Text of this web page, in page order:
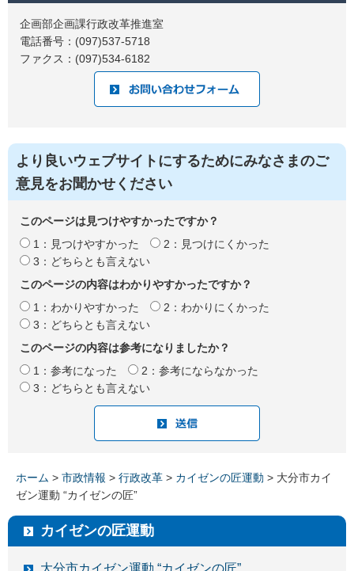
企画部企画課行政改革推進室
電話番号：(097)537-5718
ファクス：(097)534-6182
より良いウェブサイトにするためにみなさまのご
意見をお聞かせください
このページは見つけやすかったですか？
1：見つけやすかった
2：見つけにくかった
3：どちらとも言えない
このページの内容はわかりやすかったですか？
1：わかりやすかった
2：わかりにくかった
3：どちらとも言えない
このページの内容は参考になりましたか？
1：参考になった
2：参考にならなかった
3：どちらとも言えない
ホーム > 市政情報 > 行政改革 > カイゼンの匠運動 > 大分市カイ
ゼン運動 “カイゼンの匠”
カイゼンの匠運動
大分市カイゼン運動 “カイゼンの匠”